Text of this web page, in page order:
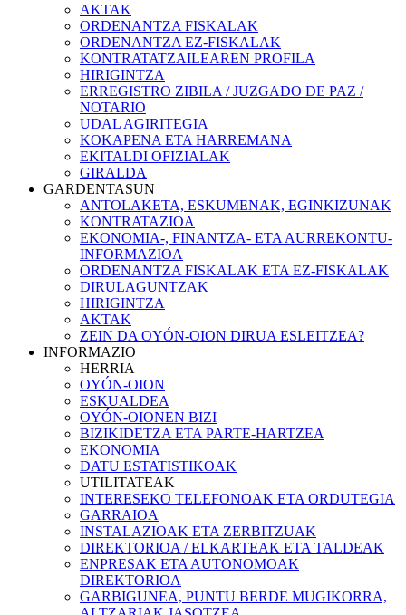
AKTAK
ORDENANTZA FISKALAK
ORDENANTZA EZ-FISKALAK
KONTRATATZAILEAREN PROFILA
HIRIGINTZA
ERREGISTRO ZIBILA / JUZGADO DE PAZ /
NOTARIO
UDAL AGIRITEGIA
KOKAPENA ETA HARREMANA
EKITALDI OFIZIALAK
GIRALDA
GARDENTASUN
ANTOLAKETA, ESKUMENAK, EGINKIZUNAK
KONTRATAZIOA
EKONOMIA-, FINANTZA- ETA AURREKONTU-
INFORMAZIOA
ORDENANTZA FISKALAK ETA EZ-FISKALAK
DIRULAGUNTZAK
HIRIGINTZA
AKTAK
ZEIN DA OYÓN-OION DIRUA ESLEITZEA?
INFORMAZIO
HERRIA
OYÓN-OION
ESKUALDEA
OYÓN-OIONEN BIZI
BIZIKIDETZA ETA PARTE-HARTZEA
EKONOMIA
DATU ESTATISTIKOAK
UTILITATEAK
INTERESEKO TELEFONOAK ETA ORDUTEGIA
GARRAIOA
INSTALAZIOAK ETA ZERBITZUAK
DIREKTORIOA / ELKARTEAK ETA TALDEAK
ENPRESAK ETA AUTONOMOAK
DIREKTORIOA
GARBIGUNEA, PUNTU BERDE MUGIKORRA,